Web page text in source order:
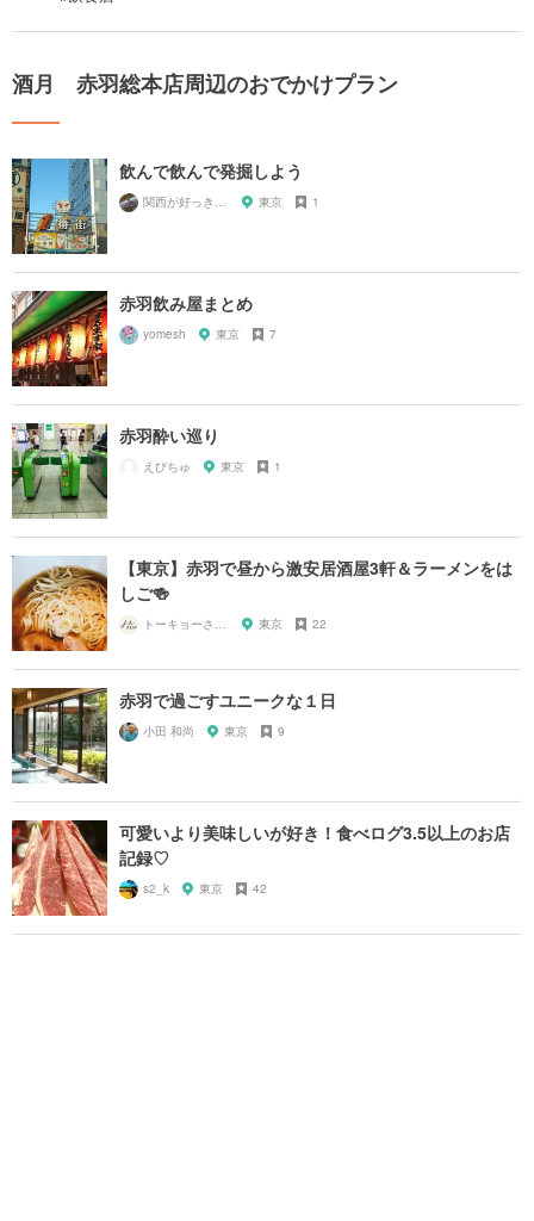
酒月 赤羽総本店周辺のおでかけプラン
飲んで飲んで発掘しよう
関西が好っきゃねん 東京 1
赤羽飲み屋まとめ
yomesh 東京 7
赤羽酔い巡り
えびちゅ 東京 1
【東京】赤羽で昼から激安居酒屋3軒＆ラーメンをは
しご🍻
トーキョーさんぽ 東京 22
赤羽で過ごすユニークな１日
小田 和尚 東京 9
可愛いより美味しいが好き！食べログ3.5以上のお店
記録♡
s2_k 東京 42